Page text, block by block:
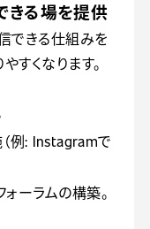
きる場を提供
できる仕組みを
すくなります。
例: Instagramで
ーラムの構築。